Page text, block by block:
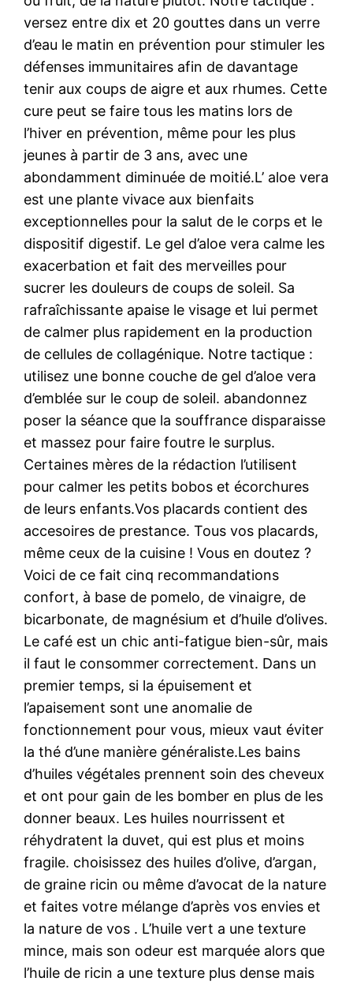
versez entre dix et 20 gouttes dans un verre
d’eau le matin en prévention pour stimuler les
défenses immunitaires afin de davantage
tenir aux coups de aigre et aux rhumes. Cette
cure peut se faire tous les matins lors de
l’hiver en prévention, même pour les plus
jeunes à partir de 3 ans, avec une
abondamment diminuée de moitié.L’ aloe vera
est une plante vivace aux bienfaits
exceptionnelles pour la salut de le corps et le
dispositif digestif. Le gel d’aloe vera calme les
exacerbation et fait des merveilles pour
sucrer les douleurs de coups de soleil. Sa
rafraîchissante apaise le visage et lui permet
de calmer plus rapidement en la production
de cellules de collagénique. Notre tactique :
utilisez une bonne couche de gel d’aloe vera
d’emblée sur le coup de soleil. abandonnez
poser la séance que la souffrance disparaisse
et massez pour faire foutre le surplus.
Certaines mères de la rédaction l’utilisent
pour calmer les petits bobos et écorchures
de leurs enfants.Vos placards contient des
accesoires de prestance. Tous vos placards,
même ceux de la cuisine ! Vous en doutez ?
Voici de ce fait cinq recommandations
confort, à base de pomelo, de vinaigre, de
bicarbonate, de magnésium et d’huile d’olives.
Le café est un chic anti-fatigue bien-sûr, mais
il faut le consommer correctement. Dans un
premier temps, si la épuisement et
l’apaisement sont une anomalie de
fonctionnement pour vous, mieux vaut éviter
la thé d’une manière généraliste.Les bains
d’huiles végétales prennent soin des cheveux
et ont pour gain de les bomber en plus de les
donner beaux. Les huiles nourrissent et
réhydratent la duvet, qui est plus et moins
fragile. choisissez des huiles d’olive, d’argan,
de graine ricin ou même d’avocat de la nature
et faites votre mélange d’après vos envies et
la nature de vos . L’huile vert a une texture
mince, mais son odeur est marquée alors que
l’huile de ricin a une texture plus dense mais